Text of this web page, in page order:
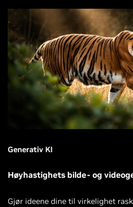
Generativ KI
Høyhastighets bilde- og
Gjør ideene dine til virkelighet